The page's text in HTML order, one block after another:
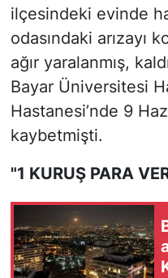
ilçesindeki evinde
odasındaki arızayı
ağır yaralanmış,
Bayar Üniversitesi
Hastanesi’nde 9
kaybetmişti.
"1 KURUŞ PARA